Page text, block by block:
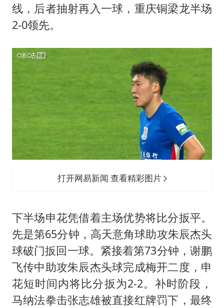
线，后者抽射再入一球，重庆铜梁龙半场
2-0领先。
打开网易新闻 查看精彩图片
下半场申花凭借着主场优势将比分扳平。
先是第65分钟，高天意角球助攻朱辰杰头
球破门扳回一球。紧接着第73分钟，谢鹏
飞传中助攻朱辰杰头球完成梅开二度，申
花短时间内将比分扳为2-2。补时阶段，
马纳法拳击张志雄被直接红牌罚下，最终